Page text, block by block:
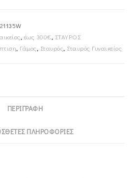
, έως 300€, ΣΤΑΥΡΟΣ
, Γάμος, Σταυρός, Σταυρός Γυναικείος
ΠΕΡΙΓΡΑΦΉ
ΠΛΗΡΟΦΟΡΊΕΣ